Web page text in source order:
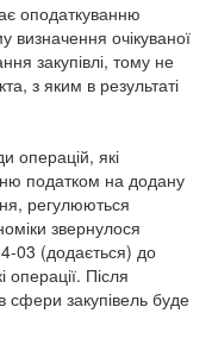
оподаткуванню
визначення очікуваної
закупівлі, тому не
з яким в результаті
операцій, які
податком на додану
регулюються
звернулося
03 (додається) до
Після
сфери закупівель буде